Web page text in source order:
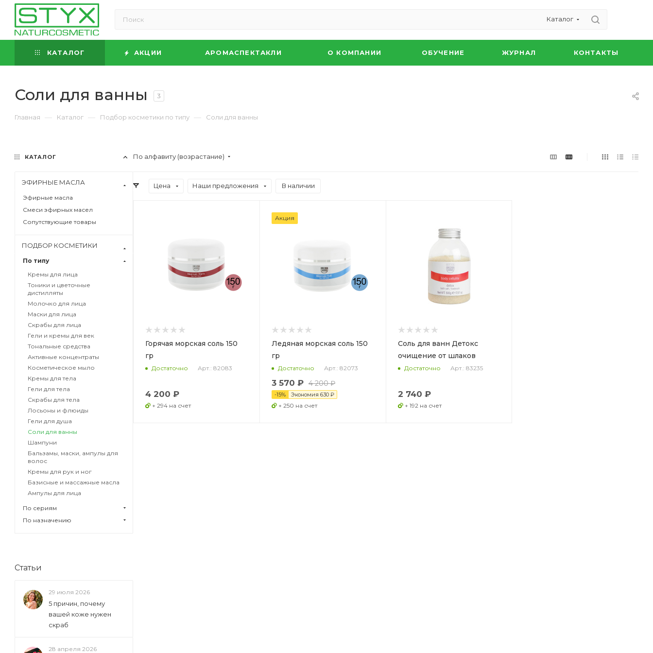
Каталог
КАТАЛОГ АКЦИИ АРОМАСПЕКТАКЛИ О КОМПАНИИ ОБУЧЕНИЕ ЖУРНАЛ КОНТАКТЫ
Соли для ванны 3
Главная — Каталог — Подбор косметики по типу — Соли для ванны
По алфавиту (возрастание)
Цена Наши предложения В наличии
Горячая морская соль 150
гр
Достаточно Арт.: 82083
4 200 ₽
+ 294 на счет
Акция
Ледяная морская соль 150
гр
Достаточно Арт.: 82073
3 570 ₽ 4 200 ₽
-15% Экономия 630 ₽
+ 250 на счет
Соль для ванн Детокс
очищение от шлаков
Достаточно Арт.: 83235
2 740 ₽
+ 192 на счет
КАТАЛОГ
ЭФИРНЫЕ МАСЛА
Эфирные масла
Смеси эфирных масел
Сопутствующие товары
ПОДБОР КОСМЕТИКИ
По типу
Кремы для лица
Тоники и цветочные
дистилляты
Молочко для лица
Маски для лица
Скрабы для лица
Гели и кремы для век
Тональные средства
Активные концентраты
Косметическое мыло
Кремы для тела
Гели для тела
Скрабы для тела
Лосьоны и флюиды
Гели для душа
Соли для ванны
Шампуни
Бальзамы, маски, ампулы для
волос
Кремы для рук и ног
Базисные и массажные масла
Ампулы для лица
По сериям
По назначению
Статьи
29 июля 2026
5 причин, почему
вашей коже нужен
скраб
28 апреля 2026